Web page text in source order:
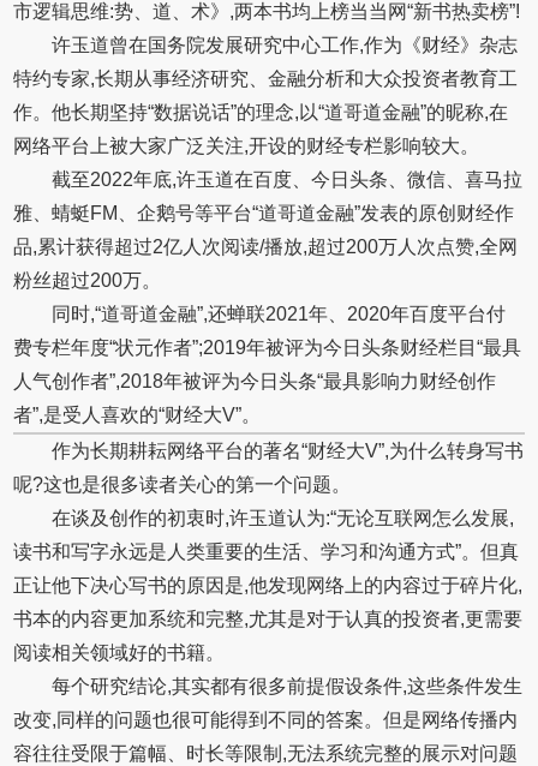
市逻辑思维:势、道、术》,两本书均上榜当当网“新书热卖榜”!
许玉道曾在国务院发展研究中心工作,作为《财经》杂志
特约专家,长期从事经济研究、金融分析和大众投资者教育工
作。他长期坚持“数据说话”的理念,以“道哥道金融”的昵称,在
网络平台上被大家广泛关注,开设的财经专栏影响较大。
截至2022年底,许玉道在百度、今日头条、微信、喜马拉
雅、蜻蜓FM、企鹅号等平台“道哥道金融”发表的原创财经作
品,累计获得超过2亿人次阅读/播放,超过200万人次点赞,全网
粉丝超过200万。
同时,“道哥道金融”,还蝉联2021年、2020年百度平台付
费专栏年度“状元作者”;2019年被评为今日头条财经栏目“最具
人气创作者”,2018年被评为今日头条“最具影响力财经创作
者”,是受人喜欢的“财经大V”。
作为长期耕耘网络平台的著名“财经大V”,为什么转身写书
呢?这也是很多读者关心的第一个问题。
在谈及创作的初衷时,许玉道认为:“无论互联网怎么发展,
读书和写字永远是人类重要的生活、学习和沟通方式”。但真
正让他下决心写书的原因是,他发现网络上的内容过于碎片化,
书本的内容更加系统和完整,尤其是对于认真的投资者,更需要
阅读相关领域好的书籍。
每个研究结论,其实都有很多前提假设条件,这些条件发生
改变,同样的问题也很可能得到不同的答案。但是网络传播内
容往往受限于篇幅、时长等限制,无法系统完整的展示对问题